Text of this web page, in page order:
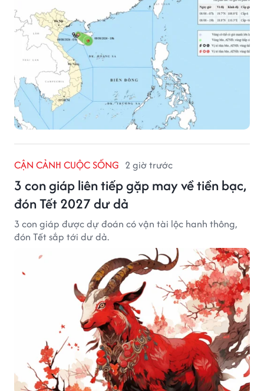
CẬN CẢNH CUỘC SỐNG 2 giờ trước
3 con giáp liên tiếp gặp may về tiền bạc,
đón Tết 2027 dư dả
3 con giáp được dự đoán có vận tài lộc hanh thông,
đón Tết sắp tới dư dả.